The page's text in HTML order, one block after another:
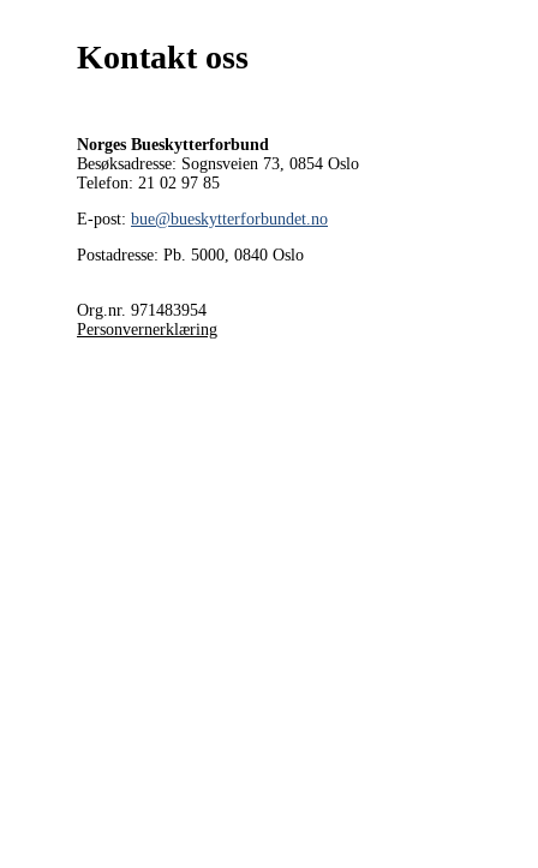
Kontakt oss
Norges Bueskytterforbund
Besøksadresse: Sognsveien 73, 0854 Oslo
Telefon: 21 02 97 85
E-post: bue@bueskytterforbundet.no
Postadresse: Pb. 5000, 0840 Oslo
Org.nr. 971483954
Personvernerklæring